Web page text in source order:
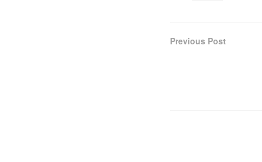
Previous Post